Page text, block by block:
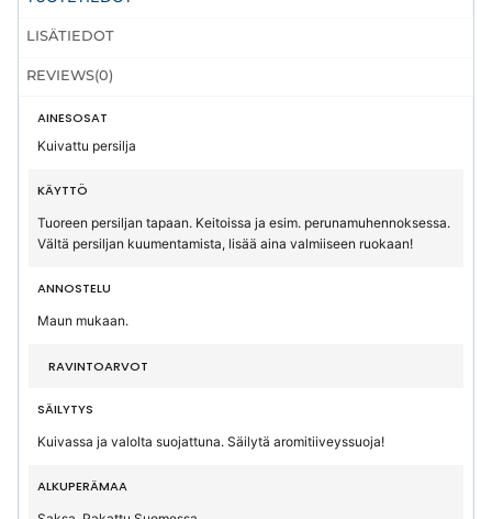
LISÄTIEDOT
REVIEWS(0)
AINESOSAT
Kuivattu persilja
KÄYTTÖ
Tuoreen persiljan tapaan. Keitoissa ja esim. perunamuhennoksessa.
Vältä persiljan kuumentamista, lisää aina valmiiseen ruokaan!
ANNOSTELU
Maun mukaan.
RAVINTOARVOT
SÄILYTYS
Kuivassa ja valolta suojattuna. Säilytä aromitiiveyssuoja!
ALKUPERÄMAA